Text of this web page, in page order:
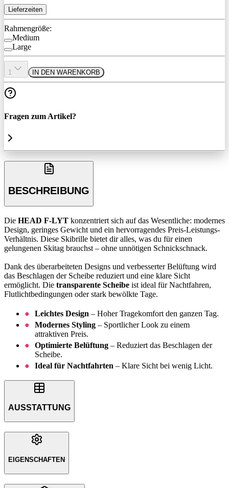
Lieferzeiten
Rahmengröße:
Medium
Large
1 IN DEN WARENKORB
Fragen zum Artikel?
BESCHREIBUNG
Die HEAD F-LYT konzentriert sich auf das Wesentliche: modernes
Design, geringes Gewicht und ein hervorragendes Preis-Leistungs-
Verhältnis. Diese Skibrille bietet dir alles, was du für einen
gelungenen Skitag brauchst – ohne unnötigen Schnickschnack.
Dank des überarbeiteten Designs und verbesserter Belüftung wird
das Beschlagen der Scheibe reduziert und eine klare Sicht
ermöglicht. Die transparente Scheibe ist ideal für Nachtfahren,
Flutlichtbedingungen oder stark bewölkte Tage.
Leichtes Design – Hoher Tragekomfort den ganzen Tag.
Modernes Styling – Sportlicher Look zu einem
attraktiven Preis.
Optimierte Belüftung – Reduziert das Beschlagen der
Scheibe.
Ideal für Nachtfahrten – Klare Sicht bei wenig Licht.
AUSSTATTUNG
EIGENSCHAFTEN